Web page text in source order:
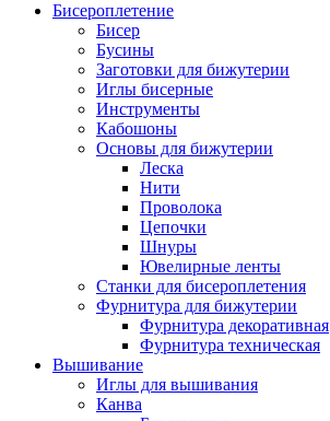
Бисероплетение
Бисер
Бусины
Заготовки для бижутерии
Иглы бисерные
Инструменты
Кабошоны
Основы для бижутерии
Леска
Нити
Проволока
Цепочки
Шнуры
Ювелирные ленты
Станки для бисероплетения
Фурнитура для бижутерии
Фурнитура декоративная
Фурнитура техническая
Вышивание
Иглы для вышивания
Канва